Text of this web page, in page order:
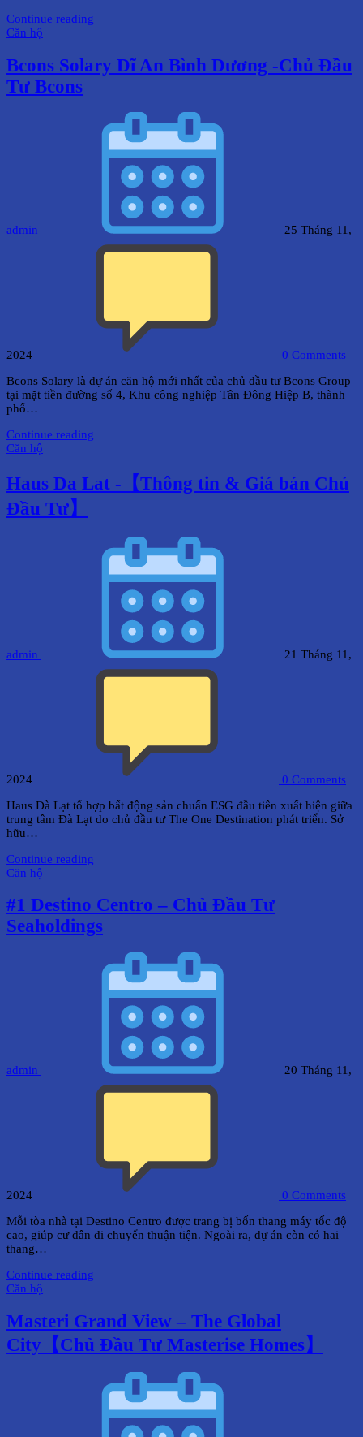
Continue reading
Căn hộ
Bcons Solary Dĩ An Bình Dương -Chủ Đầu
Tư Bcons
admin 25 Tháng 11,
2024 0 Comments
Bcons Solary là dự án căn hộ mới nhất của chủ đầu tư Bcons Group
tại mặt tiền đường số 4, Khu công nghiệp Tân Đông Hiệp B, thành
phố…
Continue reading
Căn hộ
Haus Da Lat -【Thông tin & Giá bán Chủ
Đầu Tư】
admin 21 Tháng 11,
2024 0 Comments
Haus Đà Lạt tổ hợp bất động sản chuẩn ESG đầu tiên xuất hiện giữa
trung tâm Đà Lạt do chủ đầu tư The One Destination phát triển. Sở
hữu…
Continue reading
Căn hộ
#1 Destino Centro – Chủ Đầu Tư
Seaholdings
admin 20 Tháng 11,
2024 0 Comments
Mỗi tòa nhà tại Destino Centro được trang bị bốn thang máy tốc độ
cao, giúp cư dân di chuyển thuận tiện. Ngoài ra, dự án còn có hai
thang…
Continue reading
Căn hộ
Masteri Grand View – The Global
City【Chủ Đầu Tư Masterise Homes】